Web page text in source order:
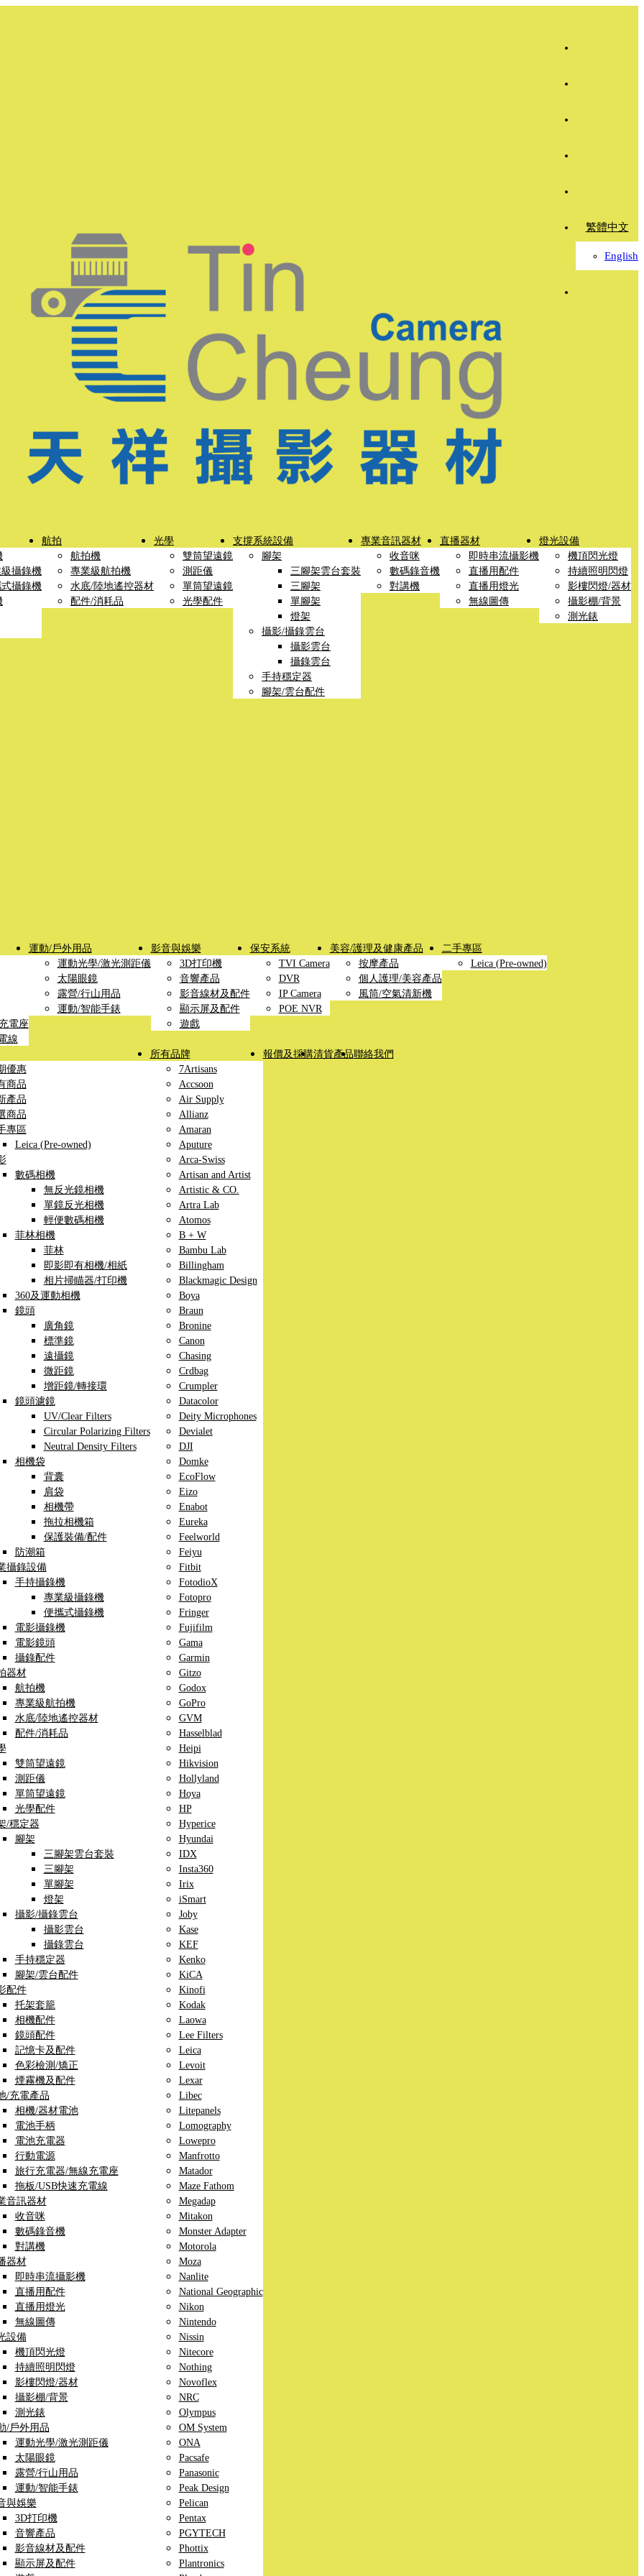
繁體中文
English
攝錄機
攝錄機
航拍
航拍機
專業級航拍機
水底/陸地遙控器材
配件/消耗品
光學
雙筒望遠鏡
測距儀
單筒望遠鏡
光學配件
支撐系統設備
腳架
三腳架雲台套裝
三腳架
單腳架
燈架
攝影/攝錄雲台
攝影雲台
攝錄雲台
手持穩定器
腳架/雲台配件
專業音訊器材
收音咪
數碼錄音機
對講機
直播器材
即時串流攝影機
直播用配件
直播用燈光
無線圖傳
燈光設備
機頂閃光燈
持續照明閃燈
影樓閃燈/器材
攝影棚/背景
測光錶
電座
線
運動/戶外用品
運動光學/激光測距儀
太陽眼鏡
露營/行山用品
運動/智能手錶
影音與娛樂
3D打印機
音響產品
影音線材及配件
顯示屏及配件
遊戲
保安系統
TVI Camera
DVR
IP Camera
POE NVR
美容/護理及健康產品
按摩產品
個人護理/美容產品
風筒/空氣清新機
二手專區
Leica (Pre-owned)
優惠
商品
產品
商品
專區
Leica (Pre-owned)
數碼相機
無反光鏡相機
單鏡反光相機
輕便數碼相機
菲林相機
菲林
即影即有相機/相紙
相片掃瞄器/打印機
360及運動相機
鏡頭
廣角鏡
標準鏡
遠攝鏡
微距鏡
增距鏡/轉接環
鏡頭濾鏡
UV/Clear Filters
Circular Polarizing Filters
Neutral Density Filters
相機袋
背囊
肩袋
相機帶
拖拉相機箱
保護裝備/配件
防潮箱
攝錄設備
手持攝錄機
專業級攝錄機
便攜式攝錄機
電影攝錄機
電影鏡頭
攝錄配件
器材
航拍機
專業級航拍機
水底/陸地遙控器材
配件/消耗品
雙筒望遠鏡
測距儀
單筒望遠鏡
光學配件
/穩定器
腳架
三腳架雲台套裝
三腳架
單腳架
燈架
攝影/攝錄雲台
攝影雲台
攝錄雲台
手持穩定器
腳架/雲台配件
配件
托架套籠
相機配件
鏡頭配件
記憶卡及配件
色彩檢測/矯正
煙霧機及配件
/充電產品
相機/器材電池
電池手柄
電池充電器
行動電源
旅行充電器/無線充電座
拖板/USB快速充電線
音訊器材
收音咪
數碼錄音機
對講機
器材
即時串流攝影機
直播用配件
直播用燈光
無線圖傳
設備
機頂閃光燈
持續照明閃燈
影樓閃燈/器材
攝影棚/背景
測光錶
/戶外用品
運動光學/激光測距儀
太陽眼鏡
露營/行山用品
運動/智能手錶
與娛樂
3D打印機
音響產品
影音線材及配件
顯示屏及配件
所有品牌
7Artisans
Accsoon
Air Supply
Allianz
Amaran
Aputure
Arca-Swiss
Artisan and Artist
Artistic & CO.
Artra Lab
Atomos
B + W
Bambu Lab
Billingham
Blackmagic Design
Boya
Braun
Bronine
Canon
Chasing
Crdbag
Crumpler
Datacolor
Deity Microphones
Devialet
DJI
Domke
EcoFlow
Eizo
Enabot
Eureka
Feelworld
Feiyu
Fitbit
FotodioX
Fotopro
Fringer
Fujifilm
Gama
Garmin
Gitzo
Godox
GoPro
GVM
Hasselblad
Heipi
Hikvision
Hollyland
Hoya
HP
Hyperice
Hyundai
IDX
Insta360
Irix
iSmart
Joby
Kase
KEF
Kenko
KiCA
Kinofi
Kodak
Laowa
Lee Filters
Leica
Levoit
Lexar
Libec
Litepanels
Lomography
Lowepro
Manfrotto
Matador
Maze Fathom
Megadap
Mitakon
Monster Adapter
Motorola
Moza
Nanlite
National Geographic
Nikon
Nintendo
Nissin
Nitecore
Nothing
Novoflex
NRC
Olympus
OM System
ONA
Pacsafe
Panasonic
Peak Design
Pelican
Pentax
PGYTECH
Phottix
Plantronics
報價及採購清貨產品聯絡我們